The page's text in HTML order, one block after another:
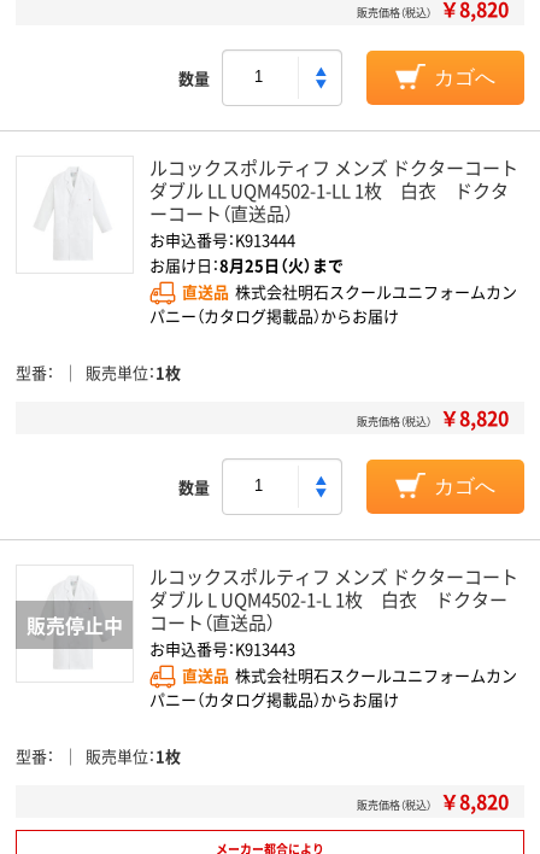
販売価格（税込） ￥8,820
数量 カゴへ
ルコックスポルティフ メンズ ドクターコート
ダブル LL UQM4502-1-LL 1枚 白衣 ドクタ
ーコート（直送品）
お申込番号：K913444
お届け日：8月25日（火）まで
直送品 株式会社明石スクールユニフォームカン
パニー（カタログ掲載品）からお届け
型番 販売単位 1枚
販売価格（税込） ￥8,820
数量 カゴへ
ルコックスポルティフ メンズ ドクターコート
ダブル L UQM4502-1-L 1枚 白衣 ドクター
コート（直送品）
お申込番号：K913443
直送品 株式会社明石スクールユニフォームカン
パニー（カタログ掲載品）からお届け
型番 販売単位 1枚
販売価格（税込） ￥8,820
メーカー都合により